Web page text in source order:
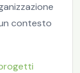
contesto